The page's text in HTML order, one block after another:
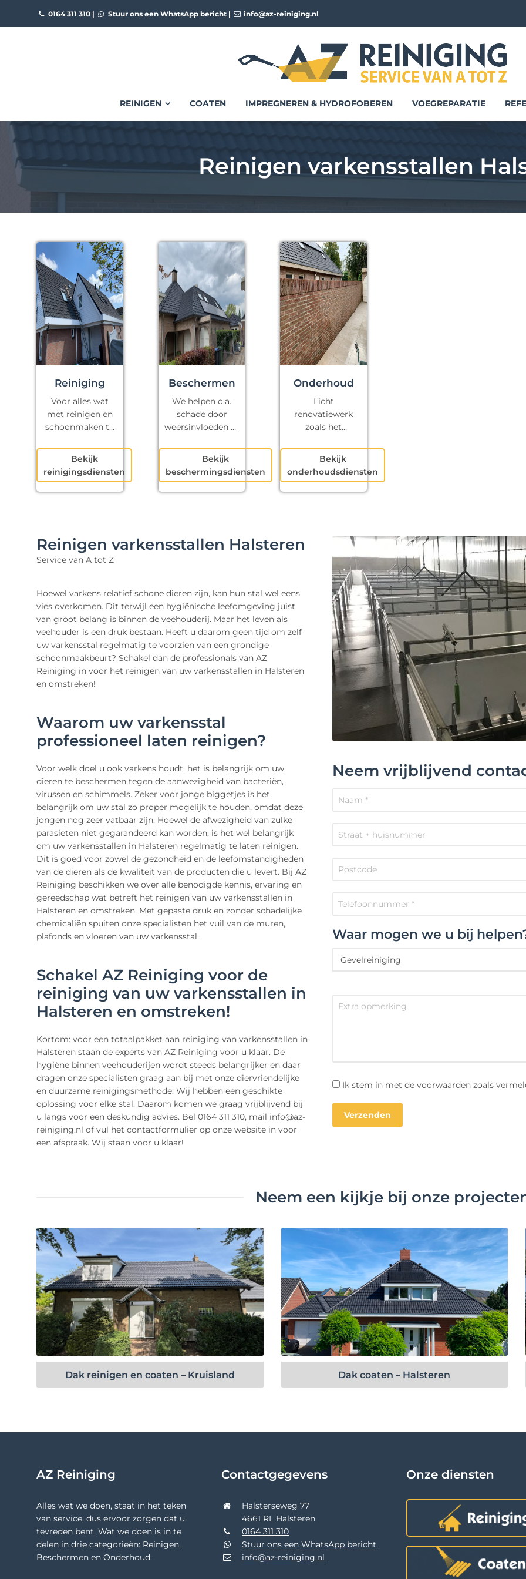
0164 311 310| Stuur ons een WhatsApp bericht| info@az-reiniging.nl
REINIGEN COATEN IMPREGNEREN & HYDROFOBEREN VOEGREPARATIE
Reinigen varkensstallen
Reiniging
Voor alles wat
met reinigen en
schoonmaken te
Bekijk
reinigingsdiensten
Beschermen
We helpen o.a.
schade door
weersinvloeden te
Bekijk
beschermingsdiensten
Onderhoud
Licht
renovatiewerk
zoals het
kapotte voegen
en klein
schilderwerk.
Bekijk
onderhoudsdiensten
Reinigen varkensstallen Halsteren
Service van A tot Z
Hoewel varkens relatief schone dieren zijn, kan hun stal wel eens
vies overkomen. Dit terwijl een hygiënische leefomgeving juist
van groot belang is binnen de veehouderij. Maar het leven als
veehouder is een druk bestaan. Heeft u daarom geen tijd om zelf
uw varkensstal regelmatig te voorzien van een grondige
schoonmaakbeurt? Schakel dan de professionals van AZ
Reiniging in voor het reinigen van uw varkensstallen in Halsteren
en omstreken!
Waarom uw varkensstal
professioneel laten reinigen?
Voor welk doel u ook varkens houdt, het is belangrijk om uw
dieren te beschermen tegen de aanwezigheid van bacteriën,
virussen en schimmels. Zeker voor jonge biggetjes is het
belangrijk om uw stal zo proper mogelijk te houden, omdat deze
jongen nog zeer vatbaar zijn. Hoewel de afwezigheid van zulke
parasieten niet gegarandeerd kan worden, is het wel belangrijk
om uw varkensstallen in Halsteren regelmatig te laten reinigen.
Dit is goed voor zowel de gezondheid en de leefomstandigheden
van de dieren als de kwaliteit van de producten die u levert. Bij AZ
Reiniging beschikken we over alle benodigde kennis, ervaring en
gereedschap wat betreft het reinigen van uw varkensstallen in
Halsteren en omstreken. Met gepaste druk en zonder schadelijke
chemicaliën spuiten onze specialisten het vuil van de muren,
plafonds en vloeren van uw varkensstal.
Schakel AZ Reiniging voor de
reiniging van uw varkensstallen in
Halsteren en omstreken!
Kortom: voor een totaalpakket aan reiniging van varkensstallen in
Halsteren staan de experts van AZ Reiniging voor u klaar. De
hygiëne binnen veehouderijen wordt steeds belangrijker en daar
dragen onze specialisten graag aan bij met onze diervriendelijke
en duurzame reinigingsmethode. Wij hebben een geschikte
oplossing voor elke stal. Daarom komen we graag vrijblijvend bij
u langs voor een deskundig advies. Bel 0164 311 310, mail info@az-
reiniging.nl of vul het contactformulier op onze website in voor
een afspraak. Wij staan voor u klaar!
Neem vrijblijvend
Waar mogen we u bij
Ik stem in met de voorwaarden zoals
Neem een kijkje bij onze
Bekijk project
Dak reinigen en coaten – Kruisland
Bekijk project
Dak coaten – Halsteren
AZ Reiniging
Alles wat we doen, staat in het teken
van service, dus ervoor zorgen dat u
tevreden bent. Wat we doen is in te
delen in drie categorieën: Reinigen,
Beschermen en Onderhoud.
Contactgegevens
Halsterseweg 77
4661 RL Halsteren
0164 311 310
Stuur ons een WhatsApp bericht
info@az-reiniging.nl
Onze diensten